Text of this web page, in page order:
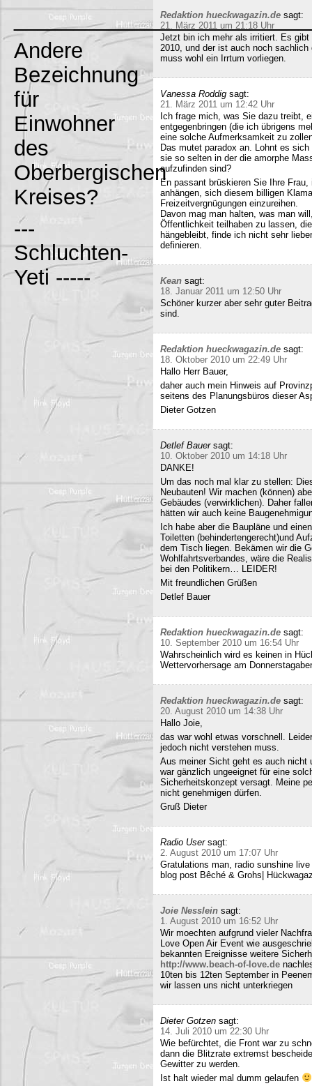
Andere
Bezeichnung
für
Einwohner
des
Oberbergischen
Kreises?
---
Schluchten-
Yeti -----
Redaktion hueckwagazin.de sagt:
21. März 2011 um 21:18 Uhr
Jetzt bin ich mehr als irritiert. Es gibt
2010, und der ist auch noch
muss wohl ein Irrtum vorliegen.
Vanessa Roddig sagt:
21. März 2011 um 12:42 Uhr
Ich frage mich, was Sie dazu treibt,
entgegenbringen (die ich übrigens
eine solche Aufmerksamkeit zu
Das mutet paradox an. Lohnt es
sie so selten in der die amorphe
aufzufinden sind?
En passant brüskieren Sie Ihre
anhängen, sich diesem billigen
Freizeitvergnügungen einzureihen.
Davon mag man halten, was man
Öffentlichkeit teilhaben zu lassen,
hängebleibt, finde ich nicht sehr
definieren.
Kean sagt:
18. Januar 2011 um 12:50 Uhr
Schöner kurzer aber sehr guter
sind.
Redaktion hueckwagazin.de sagt:
18. Oktober 2010 um 22:49 Uhr
Hallo Herr Bauer,
daher auch mein Hinweis auf
seitens des Planungsbüros dieser
Dieter Gotzen
Detlef Bauer sagt:
10. Oktober 2010 um 14:18 Uhr
DANKE!
Um das noch mal klar zu stellen:
Neubauten! Wir machen (können)
Gebäudes (verwirklichen). Daher
hätten wir auch keine
Ich habe aber die Baupläne und
Toiletten (behindertengerecht)und
dem Tisch liegen. Bekämen wir die
Wohlfahrtsverbandes, wäre die
bei den Politikern… LEIDER!
Mit freundlichen Grüßen
Detlef Bauer
Redaktion hueckwagazin.de sagt:
10. September 2010 um 16:54 Uhr
Wahrscheinlich wird es keinen in
Wettervorhersage am
Redaktion hueckwagazin.de sagt:
20. August 2010 um 14:38 Uhr
Hallo Joie,
das war wohl etwas vorschnell.
jedoch nicht verstehen muss.
Aus meiner Sicht geht es auch nicht
war gänzlich ungeeignet für eine
Sicherheitskonzept versagt. Meine
nicht genehmigen dürfen.
Gruß Dieter
Radio User sagt:
2. August 2010 um 17:07 Uhr
Gratulations man, radio sunshine
blog post Bêché & Grohs|
Joie Nesslein sagt:
1. August 2010 um 16:52 Uhr
Wir moechten aufgrund vieler
Love Open Air Event wie
bekannten Ereignisse weitere
http://www.beach-of-love.de
10ten bis 12ten September in
wir lassen uns nicht unterkriegen
Dieter Gotzen sagt:
14. Juli 2010 um 22:30 Uhr
Wie befürchtet, die Front war zu
dann die Blitzrate extremst
Gewitter zu werden.
Ist halt wieder mal dumm gelaufen